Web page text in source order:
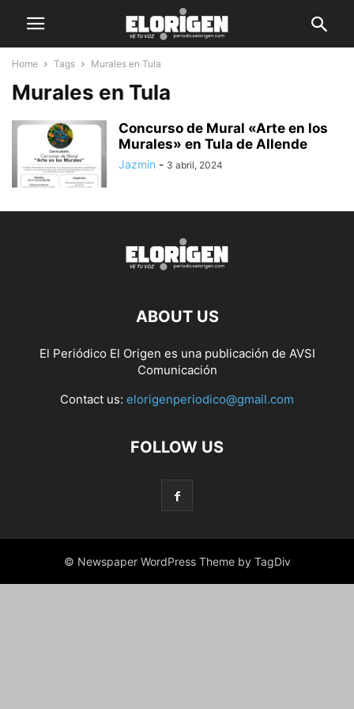
Home Tags Murales en Tula
Murales en Tula
Concurso de Mural «Arte en los
Murales» en Tula de Allende
Jazmin - 3 abril, 2024
ABOUT US
El Periódico El Origen es una publicación de AVSI
Comunicación
Contact us: elorigenperiodico@gmail.com
FOLLOW US
© Newspaper WordPress Theme by TagDiv